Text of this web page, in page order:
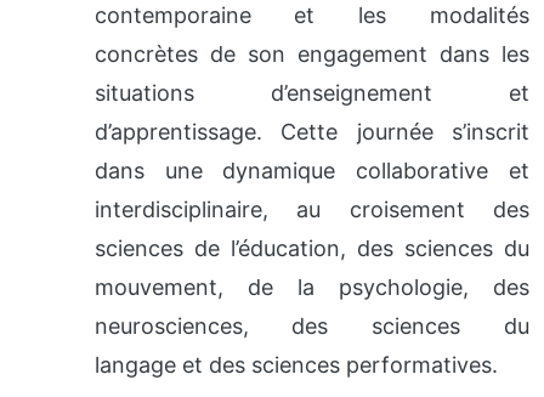
contemporaine et les modalités
concrètes de son engagement dans les
situations d’enseignement et
d’apprentissage. Cette journée s’inscrit
dans une dynamique collaborative et
interdisciplinaire, au croisement des
sciences de l’éducation, des sciences du
mouvement, de la psychologie, des
neurosciences, des sciences du
langage et des sciences performatives.